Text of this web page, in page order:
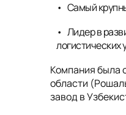
Самый
Лидер в
логистических
Компания была
области
завод в